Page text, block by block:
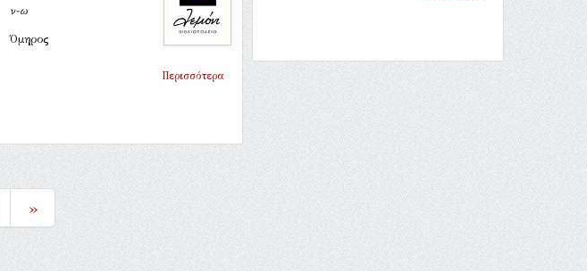
ν-ω
Όμηρος
Περισσότερα
»